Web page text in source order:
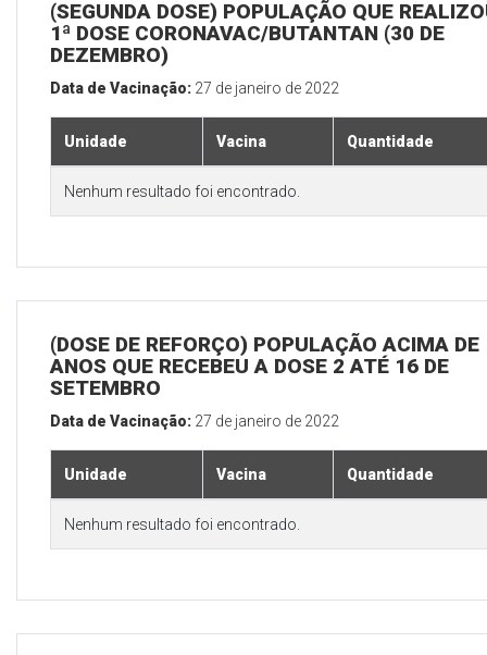
(SEGUNDA DOSE) POPULAÇÃO QUE
1ª DOSE CORONAVAC/BUTANTAN (30 DE
DEZEMBRO)
Data de Vacinação: 27 de janeiro de 2022
Unidade Vacina Quantidade
Nenhum resultado foi encontrado.
(DOSE DE REFORÇO) POPULAÇÃO ACIMA DE
ANOS QUE RECEBEU A DOSE 2 ATÉ 16 DE
SETEMBRO
Data de Vacinação: 27 de janeiro de 2022
Unidade Vacina Quantidade
Nenhum resultado foi encontrado.